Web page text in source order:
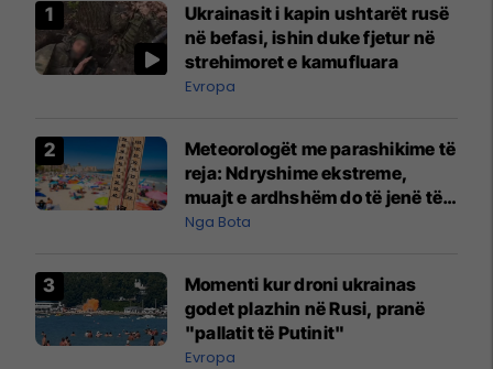
Ukrainasit i kapin ushtarët rusë
në befasi, ishin duke fjetur në
strehimoret e kamufluara
Evropa
Meteorologët me parashikime të
reja: Ndryshime ekstreme,
muajt e ardhshëm do të jenë të
pazakontë
Nga Bota
Momenti kur droni ukrainas
godet plazhin në Rusi, pranë
"pallatit të Putinit"
Evropa